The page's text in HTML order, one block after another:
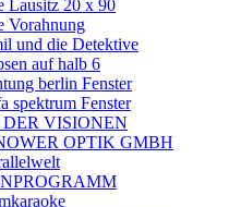
Lausitz 20 x 90
Vorahnung
und die Detektive
auf halb 6
berlin Fenster
spektrum Fenster
VISIONEN
OPTIK GMBH